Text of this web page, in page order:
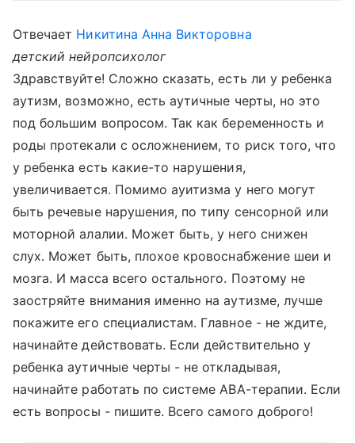
Отвечает Никитина Анна Викторовна
детский нейропсихолог
Здравствуйте! Сложно сказать, есть ли у ребенка
аутизм, возможно, есть аутичные черты, но это
под большим вопросом. Так как беременность и
роды протекали с осложнением, то риск того, что
у ребенка есть какие-то нарушения,
увеличивается. Помимо ауитизма у него могут
быть речевые нарушения, по типу сенсорной или
моторной алалии. Может быть, у него снижен
слух. Может быть, плохое кровоснабжение шеи и
мозга. И масса всего остального. Поэтому не
заостряйте внимания именно на аутизме, лучше
покажите его специалистам. Главное - не ждите,
начинайте действовать. Если действительно у
ребенка аутичные черты - не откладывая,
начинайте работать по системе АВА-терапии. Если
есть вопросы - пишите. Всего самого доброго!